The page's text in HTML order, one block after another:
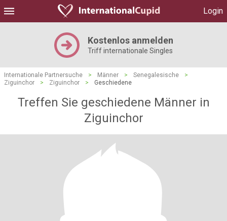
Login
Kostenlos anmelden
Triff internationale Singles
Internationale Partnersuche > Männer > Senegalesische
>
Ziguinchor
> Ziguinchor > Geschiedene
Treffen Sie geschiedene Männer in
Ziguinchor